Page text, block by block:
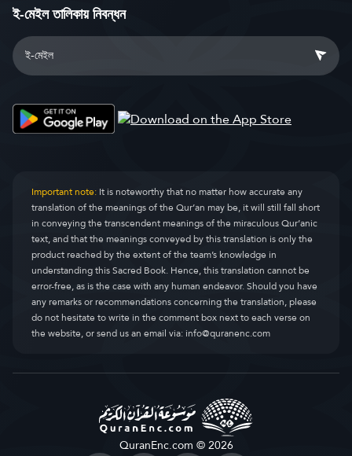
ই-মেইল তালিকায় নিবন্ধন
Important note:It is noteworthy that no matter how accurate any
translation of the meanings of the Qur’an may be, it will still fall short
in conveying the transcendent meanings of the miraculous Qur’anic
text, and that the meanings conveyed by this translation is only the
product reached by the extent of the team’s knowledge in
understanding this Sacred Book. Hence, this translation cannot be
error-free, as is the case with any human endeavor. Should you have
any remarks or recommendations concerning the translation, please
do not hesitate to write in the comment box next to each verse on
the website, or send us an email via:info@quranenc.com
QuranEnc.com © 2026